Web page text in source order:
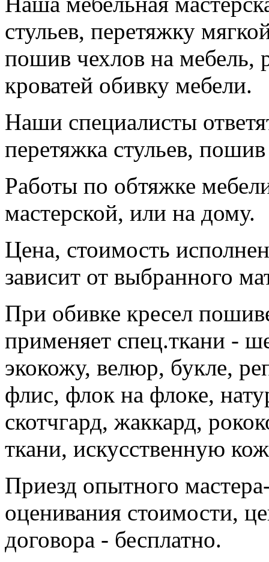
стульев, перетяжку
пошив чехлов на мебель,
кроватей обивку мебели.
Наши специалисты
перетяжка стульев,
Работы по обтяжке
мастерской, или на дому.
Цена, стоимость
зависит от выбранного
При обивке кресел
применяет спец.ткани -
экокожу, велюр, букле,
флис, флок на флоке,
скотчгард, жаккард,
ткани, искусственную
Приезд опытного
оценивания стоимости,
договора - бесплатно.